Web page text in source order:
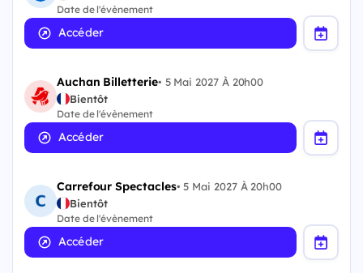
Date de l'évènement
Accéder
Auchan Billetterie• 5 Mai 2027 À 20h00
Bientôt
Date de l'évènement
Accéder
Carrefour Spectacles•5 Mai 2027 À 20h00
Bientôt
Date de l'évènement
Accéder